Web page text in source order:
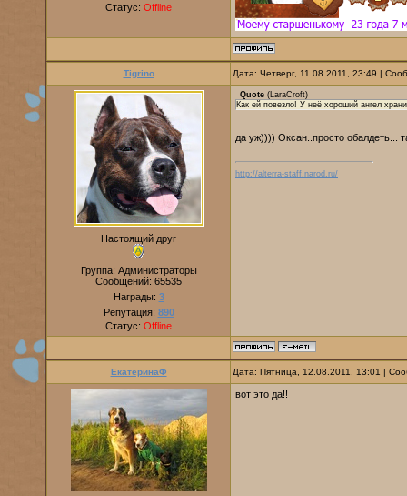
Статус: Offline
Tigrino Дата: Четверг, 11.08.2011, 23:49 |
Настоящий друг
Группа: Администраторы
Сообщений: 65535
Награды: 3
Репутация: 890
Статус: Offline
Quote (LaraCroft)
Как ей повезло! У неё хороший ангел
да уж)))) Оксан..просто обалдеть...
http://alterra-staff.narod.ru/
ЕкатеринаФ Дата: Пятница, 12.08.2011, 13:01 |
вот это да!!